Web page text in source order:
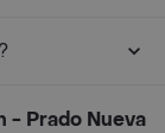
- Prado Nueva